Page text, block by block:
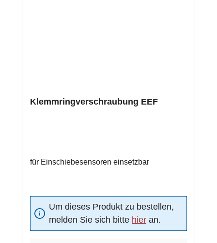
Klemmringverschraubung EEF
für Einschiebesensoren einsetzbar
Um dieses Produkt zu bestellen,
melden Sie sich bitte hier an.